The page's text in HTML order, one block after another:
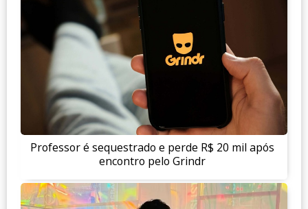
Professor é sequestrado e perde R$ 20 mil após
encontro pelo Grindr